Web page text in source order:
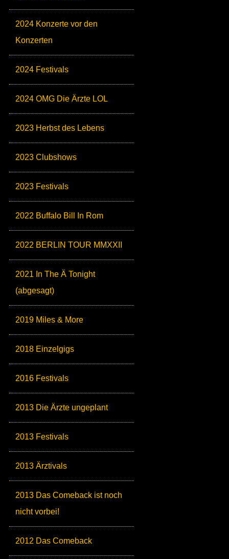
2024 Konzerte vor den
Konzerten
2024 Festivals
2024 OMG Die Ärzte LOL
2023 Herbst des Lebens
2023 Clubshows
2023 Festivals
2022 Buffalo Bill In Rom
2022 BERLIN TOUR MMXXII
2021 In The Ä Tonight
(abgesagt)
2019 Miles & More
2018 Einzelgigs
2016 Festivals
2013 Die Ärzte ungeplant
2013 Festivals
2013 Ärztivals
2013 Das Comeback ist noch
nicht vorbei!
2012 Das Comeback